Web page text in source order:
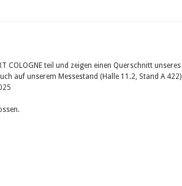
COLOGNE teil und zeigen einen Querschnitt unseres
auf unserem Messestand (Halle 11.2, Stand A 422)